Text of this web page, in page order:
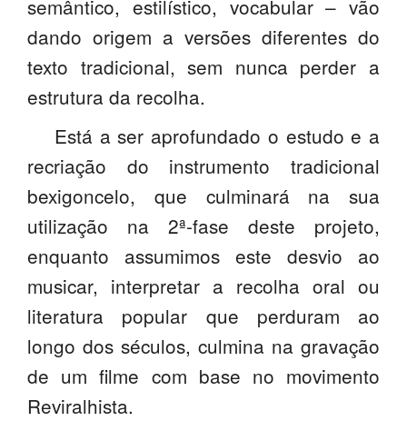
semântico, estilístico, vocabular – vão
dando origem a versões diferentes do
texto tradicional, sem nunca perder a
estrutura da recolha.
Está a ser aprofundado o estudo e a
recriação do instrumento tradicional
bexigoncelo, que culminará na sua
utilização na 2ª-fase deste projeto,
enquanto assumimos este desvio ao
musicar, interpretar a recolha oral ou
literatura popular que perduram ao
longo dos séculos, culmina na gravação
de um filme com base no movimento
Reviralhista.